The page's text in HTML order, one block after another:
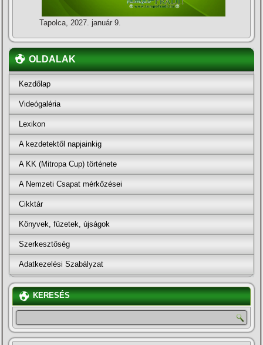
Tapolca, 2027. január 9.
OLDALAK
Kezdőlap
Videógaléria
Lexikon
A kezdetektől napjainkig
A KK (Mitropa Cup) története
A Nemzeti Csapat mérkőzései
Cikktár
Könyvek, füzetek, újságok
Szerkesztőség
Adatkezelési Szabályzat
KERESÉS